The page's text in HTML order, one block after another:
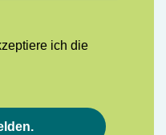
ich die